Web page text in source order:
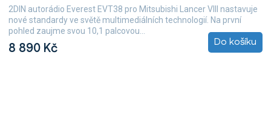
8 890 Kč Do košíku
2DIN autorádio Everest EVT38 pro Mitsubishi Lancer VIII nastavuje
nové standardy ve světě multimediálních technologií. Na první
pohled zaujme svou 10,1 palcovou...